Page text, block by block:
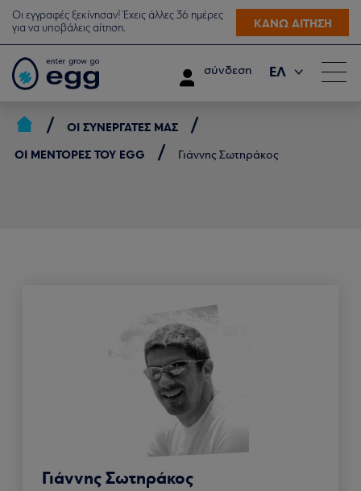
Οι εγγραφές ξεκίνησαν! Έχεις άλλες 36 ημέρες
για να υποβάλεις αίτηση.
ΚΑΝΩ ΑΙΤΗΣΗ
σύνδεση ΕΛ
ΟΙ ΣΥΝΕΡΓΆΤΕΣ ΜΑΣ
ΟΙ ΜΈΝΤΟΡΕΣ ΤΟΥ EGG
Γιάννης Σωτηράκος
Γιάννης Σωτηράκος